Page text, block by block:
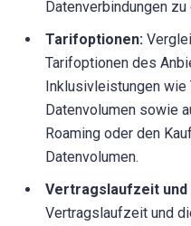
Datenverbindungen
Tarifoptionen:
Tarifoptionen des
Inklusivleistungen wie
Datenvolumen sowie
Roaming oder den
Datenvolumen.
Vertragslaufzeit und
Vertragslaufzeit und